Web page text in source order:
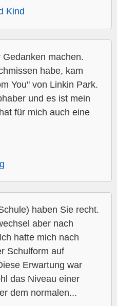
Kind
machen.
habe, kam
You" von Linkin Park.
und es ist mein
für mich auch eine
haben Sie recht.
aber nach
hatte mich nach
Schulform auf
Erwartung war
das Niveau einer
dem normalen...